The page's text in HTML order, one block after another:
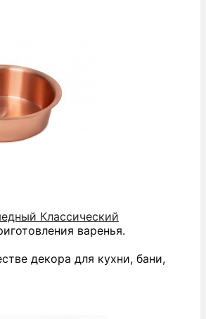
Классический
варенья.
декора для кухни, бани,